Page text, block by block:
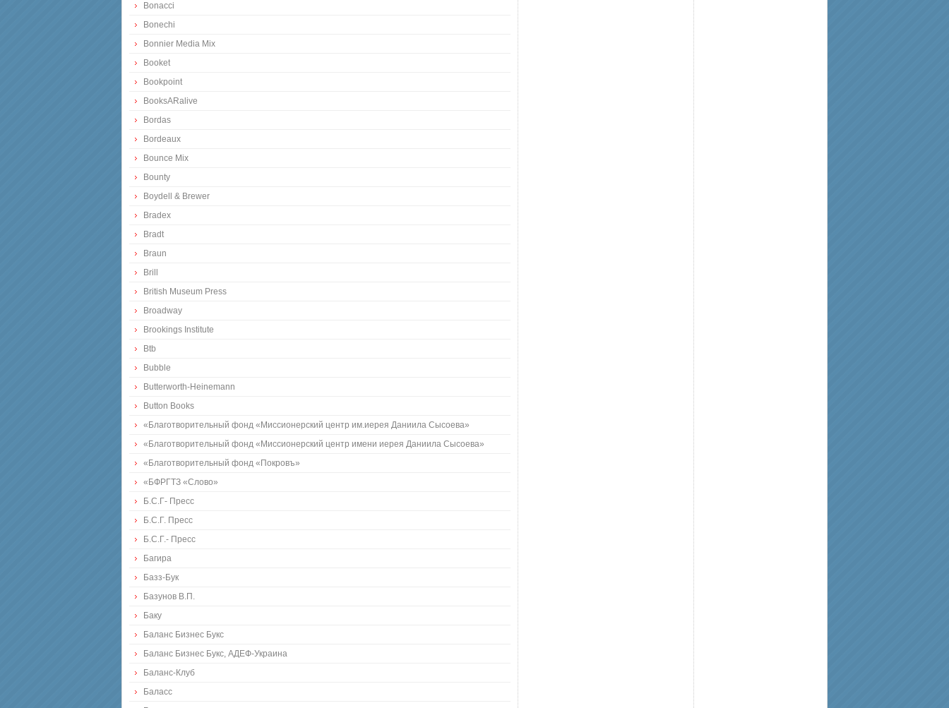
Bonacci
Bonechi
Bonnier Media Mix
Booket
Bookpoint
BooksARalive
Bordas
Bordeaux
Bounce Mix
Bounty
Boydell & Brewer
Bradex
Bradt
Braun
Brill
British Museum Press
Broadway
Brookings Institute
Btb
Bubble
Butterworth-Heinemann
Button Books
«Благотворительный фонд «Миссионерский центр им.иерея Даниила Сысоева»
«Благотворительный фонд «Миссионерский центр имени иерея Даниила Сысоева»
«Благотворительный фонд «Покровъ»
«БФРГТЗ «Слово»
Б.С.Г- Пресс
Б.С.Г. Пресс
Б.С.Г.- Пресс
Багира
Базз-Бук
Базунов В.П.
Баку
Баланс Бизнес Букс
Баланс Бизнес Букс, АДЕФ-Украина
Баланс-Клуб
Баласс